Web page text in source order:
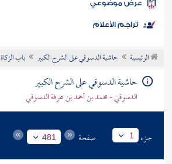
الكتب
موضوعي
تراجم الأعلام
الرئيسية حاشية الدسوقي على الشرح الكبير باب الزكاة
حاشية الدسوقي على الشرح الكبير
الدسوقي - محمد بن أحمد بن عرفة الدسوقي
جزء 1 صفحة 481